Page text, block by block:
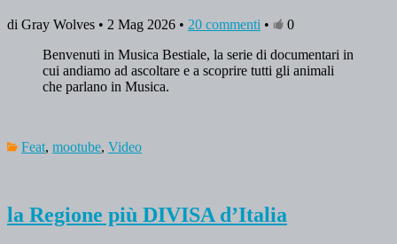
di Gray Wolves • 2 Mag 2026 • 20 commenti •
0
Benvenuti in Musica Bestiale, la serie di documentari in
cui andiamo ad ascoltare e a scoprire tutti gli animali
che parlano in Musica.
Feat, mootube, Video
la Regione più DIVISA d’Italia